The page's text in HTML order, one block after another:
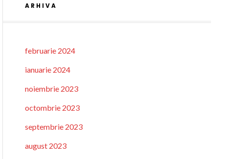
ARHIVA
februarie 2024
ianuarie 2024
noiembrie 2023
octombrie 2023
septembrie 2023
august 2023